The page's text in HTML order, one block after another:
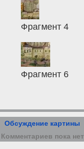
Фрагмент 4
Фрагмент 6
Обсуждение картины
Комментариев пока нет